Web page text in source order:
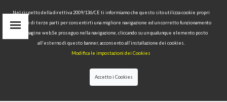
Area Riservata
COLLEZIONI >> KANAAL
Nel rispetto della direttiva 2009/136/CE ti informiamo che questo sito utilizza cookie propri
tecnici e di terze parti per consentirti una migliore navigazione ed un corretto funzionamento
delle pagine web.Se proseguo nella navigazione, cliccando su un qualunque elemento posto
all’esterno di questo banner, acconsento all’installazione dei cookies.
Modifica le impostazioni dei Cookies
Accetto i Cookies